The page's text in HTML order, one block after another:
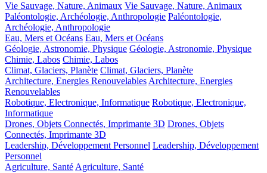
Vie Sauvage, Nature, Animaux Vie Sauvage, Nature, Animaux
Paléontologie, Archéologie, Anthropologie Paléontologie,
Archéologie, Anthropologie
Eau, Mers et Océans Eau, Mers et Océans
Géologie, Astronomie, Physique Géologie, Astronomie, Physique
Chimie, Labos Chimie, Labos
Climat, Glaciers, Planète Climat, Glaciers, Planète
Architecture, Energies RenouvelablesArchitecture, Energies
Renouvelables
Robotique, Electronique, Informatique Robotique, Electronique,
Informatique
Drones, Objets Connectés, Imprimante 3D Drones, Objets
Connectés, Imprimante 3D
Leadership, Développement Personnel Leadership, Développement
Personnel
Agriculture, SantéAgriculture, Santé